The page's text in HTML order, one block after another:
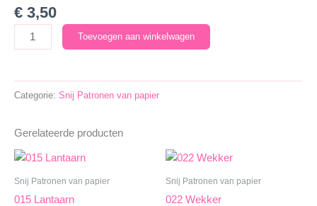
€ 3,50
Ying
Yang
aantal
Toevoegen aan winkelwagen
Categorie: Snij Patronen van papier
Gerelateerde producten
Snij Patronen van papier
015 Lantaarn
Snij Patronen van papier
022 Wekker